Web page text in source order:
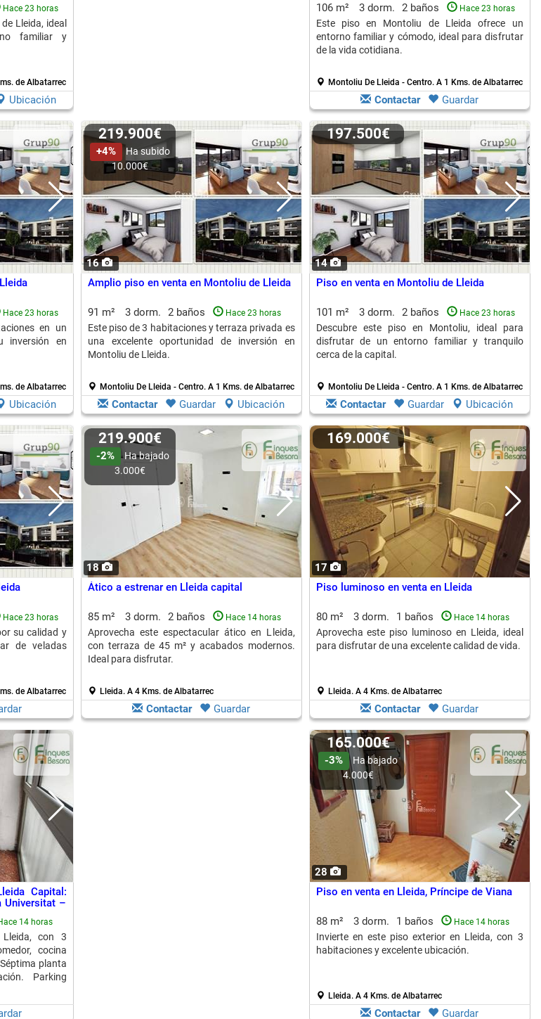
Hace 23 horas
Lleida, ideal
familiar y
de Albatarrec
Ubicación
106 m² 3 dorm. 2 baños Hace 23 horas
Este piso en Montoliu de Lleida ofrece un
entorno familiar y cómodo, ideal para disfrutar
de la vida cotidiana.
Montoliu De Lleida - Centro. A 1 Kms. de Albatarrec
Contactar Guardar
Hace 23 horas
en un
inversión en
de Albatarrec
Ubicación
16
219.900€
+4%
Ha subido
10.000€
Amplio piso en venta en Montoliu de Lleida
91 m² 3 dorm. 2 baños Hace 23 horas
Este piso de 3 habitaciones y terraza privada es
una excelente oportunidad de inversión en
Montoliu de Lleida.
Montoliu De Lleida - Centro. A 1 Kms. de Albatarrec
Contactar Guardar Ubicación
14
197.500€
Piso en venta en Montoliu de Lleida
101 m² 3 dorm. 2 baños Hace 23 horas
Descubre este piso en Montoliu, ideal para
disfrutar de un entorno familiar y tranquilo
cerca de la capital.
Montoliu De Lleida - Centro. A 1 Kms. de Albatarrec
Contactar Guardar Ubicación
Hace 23 horas
su calidad y
de veladas
de Albatarrec
18
219.900€
-2%
Ha bajado
3.000€
Ático a estrenar en Lleida capital
85 m² 3 dorm. 2 baños Hace 14 horas
Aprovecha este espectacular ático en Lleida,
con terraza de 45 m² y acabados modernos.
Ideal para disfrutar.
Lleida. A 4 Kms. de Albatarrec
Contactar Guardar
17
169.000€
Piso luminoso en venta en Lleida
80 m² 3 dorm. 1 baños Hace 14 horas
Aprovecha este piso luminoso en Lleida, ideal
para disfrutar de una excelente calidad de vida.
Lleida. A 4 Kms. de Albatarrec
Contactar Guardar
Capital:
Universitat –
14 horas
con 3
cocina
planta
Parking
28
165.000€
-3%
Ha bajado
4.000€
Piso en venta en Lleida, Príncipe de Viana
88 m² 3 dorm. 1 baños Hace 14 horas
Invierte en este piso exterior en Lleida, con 3
habitaciones y excelente ubicación.
Lleida. A 4 Kms. de Albatarrec
Contactar Guardar